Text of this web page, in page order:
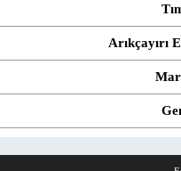
Arıkçayırı